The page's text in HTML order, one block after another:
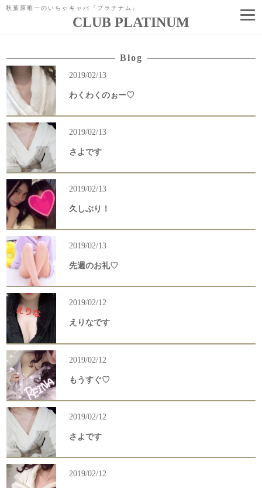
秋葉原唯一のいちゃキャバ『プラチナム』
CLUB PLATINUM
ン
キ
Blog
2019/02/13
わくわくのぉー♡
2019/02/13
さよです
2019/02/13
久しぶり！
2019/02/13
先週のお礼♡
2019/02/12
えりなです
2019/02/12
もうすぐ♡
2019/02/12
さよです
2019/02/12